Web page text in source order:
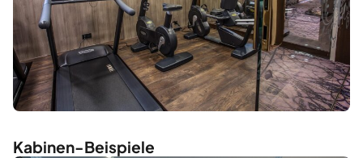
Kabinen-Beispiele